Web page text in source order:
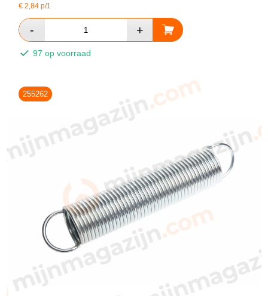
€2,84 p/1
97 op voorraad
255262